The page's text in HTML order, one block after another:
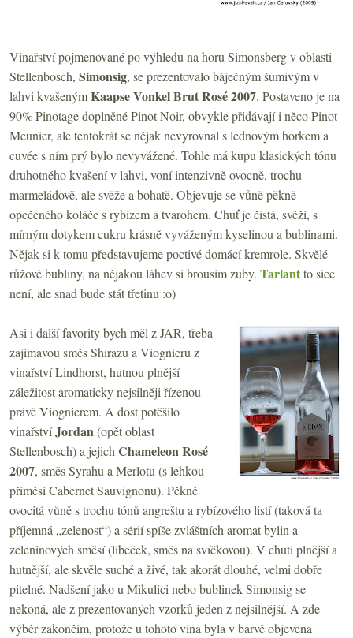
Vinařství pojmenované po výhledu na horu Simonsberg v oblasti
Stellenbosch, Simonsig, se prezentovalo báječným šumivým v
lahvi kvašenýmKaapse Vonkel Brut Rosé 2007. Postaveno je na
90% Pinotage doplněné Pinot Noir, obvykle přidávají i něco Pinot
Meunier, ale tentokrát se nějak nevyrovnal s lednovým horkem a
cuvée s ním prý bylo nevyvážené. Tohle má kupu klasických tónu
druhotného kvašení v lahvi, voní intenzivně ovocně, trochu
marmeládově, ale svěže a bohatě. Objevuje se vůně pěkně
opečeného koláče s rybízem a tvarohem. Chuť je čistá, svěží, s
mírným dotykem cukru krásně vyváženým kyselinou a bublinami.
Nějak si k tomu představujeme poctivé domácí kremrole. Skvělé
růžové bubliny, na nějakou láhev si brousím zuby. Tarlantto sice
není, ale snad bude stát třetinu :o)
Asi i další favority bych měl z JAR, třeba
zajímavou směs Shirazu a Viognieru z
vinařství Lindhorst, hutnou plnější
záležitost aromaticky nejsilněji řízenou
právě Viognierem. A dost potěšilo
vinařstvíJordan(opět oblast
Stellenbosch) a jejich Chameleon Rosé
2007, směs Syrahu a Merlotu (s lehkou
příměsí Cabernet Sauvignonu). Pěkně
ovocitá vůně s trochu tónů angreštu a rybízového listí (taková ta
příjemná „zelenost“) a sérií spíše zvláštních aromat bylin a
zeleninových směsí (libeček, směs na svíčkovou). V chuti plnější a
hutnější, ale skvěle suché a živé, tak akorát dlouhé, velmi dobře
pitelné. Nadšení jako u Mikulici nebo bublinek Simonsig se
nekoná, ale z prezentovaných vzorků jeden z nejsilnější. A zde
výběr zakončím, protože u tohoto vína byla v barvě objevena